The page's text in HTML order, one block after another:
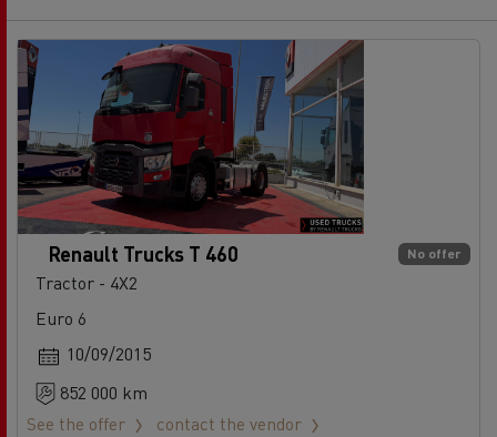
No offer
Renault Trucks T 460
Tractor - 4X2
Euro 6
10/09/2015
852 000 km
See the offer
contact the vendor